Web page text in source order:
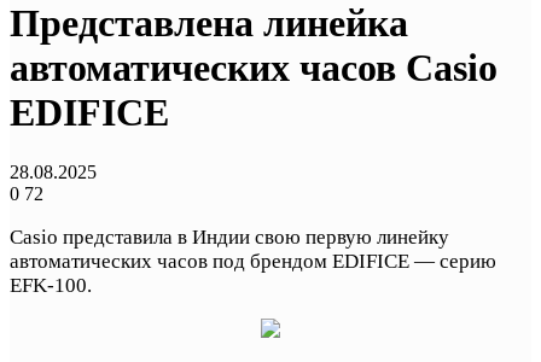
Представлена линейка
автоматических часов Casio
EDIFICE
28.08.2025
0 72
Casio представила в Индии свою первую линейку
автоматических часов под брендом EDIFICE — серию
EFK-100.